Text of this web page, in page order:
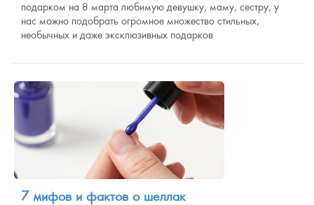
подарком на 8 марта любимую девушку, маму, сестру, у
нас можно подобрать огромное множество стильных,
необычных и даже эксклюзивных подарков
7 мифов и фактов о шеллак